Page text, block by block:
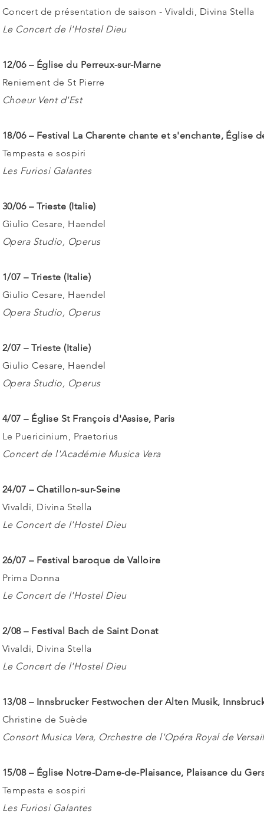
Concert de présentation de saison - Vivaldi, Divina Stella
Le Concert de l'Hostel Dieu
12/06 – Église du Perreux-sur-Marne
Reniement de St Pierre
Choeur Vent d'Est
18/06 – Festival La Charente chante et s'enchante, Église
Tempesta e sospiri
Les Furiosi Galantes
30/06 – Trieste (Italie)
Giulio Cesare, Haendel
Opera Studio, Operus
1/07 – Trieste (Italie)
Giulio Cesare, Haendel
Opera Studio, Operus
2/07 – Trieste (Italie)
Giulio Cesare, Haendel
Opera Studio, Operus
4/07 – Église St François d'Assise, Paris
Le Puericinium, Praetorius
Concert de l'Académie Musica Vera
24/07 – Chatillon-sur-Seine
Vivaldi, Divina Stella
Le Concert de l'Hostel Dieu
26/07 – Festival baroque de Valloire
Prima Donna
Le Concert de l'Hostel Dieu
2/08 – Festival Bach de Saint Donat
Vivaldi, Divina Stella
Le Concert de l'Hostel Dieu
13/08 – Innsbrucker Festwochen der Alten Musik,
Christine de Suède
Consort Musica Vera, Orchestre de l'Opéra Royal de
15/08 – Église Notre-Dame-de-Plaisance, Plaisance du
Tempesta e sospiri
Les Furiosi Galantes